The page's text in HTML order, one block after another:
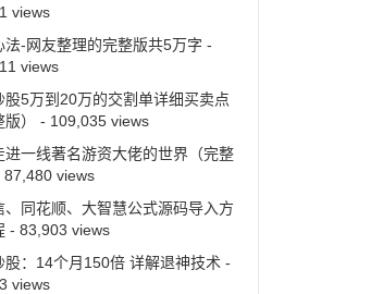
views
法-网友整理的完整版共5万字 -
views
股5万到20万的交割单详细买卖点
版）
- 109,035 views
进一线著名游资大佬的世界（完整
87,480 views
、同花顺、大智慧公式源码导入方
- 83,903 views
股：14个月150倍 详解退神技术 -
views